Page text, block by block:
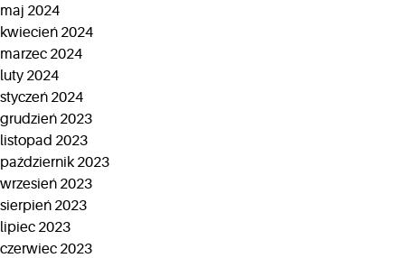
maj 2024
kwiecień 2024
marzec 2024
luty 2024
styczeń 2024
grudzień 2023
listopad 2023
październik 2023
wrzesień 2023
sierpień 2023
lipiec 2023
czerwiec 2023